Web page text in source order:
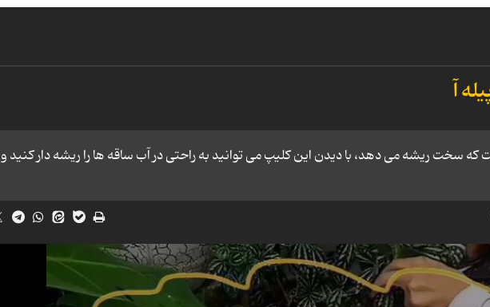
آ
که سخت ریشه می دهد، با دیدن این کلیپ می توانید به راحتی در آب ساقه ها را ریشه دار کنید و